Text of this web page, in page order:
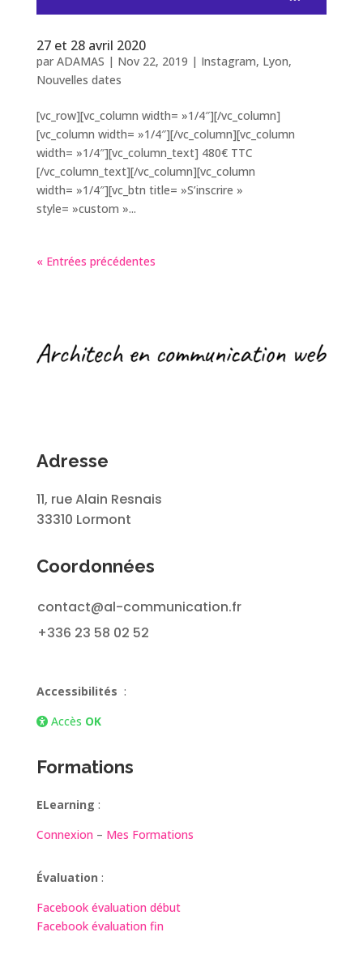
27 et 28 avril 2020
par ADAMAS | Nov 22, 2019 | Instagram, Lyon,
Nouvelles dates
[vc_row][vc_column width= »1/4″][/vc_column]
[vc_column width= »1/4″][/vc_column][vc_column
width= »1/4″][vc_column_text] 480€ TTC
[/vc_column_text][/vc_column][vc_column
width= »1/4″][vc_btn title= »S’inscrire »
style= »custom »...
« Entrées précédentes
Adresse
11, rue Alain Resnais
33310 Lormont
Coordonnées
contact@al-communication.fr
+336 23 58 02 52
Accessibilités :
Accès OK
Formations
ELearning :
Connexion – Mes Formations
Évaluation :
Facebook évaluation début
Facebook évaluation fin